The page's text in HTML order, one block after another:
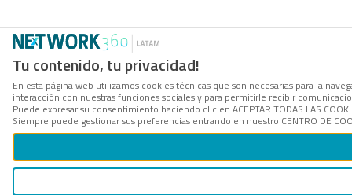
Tu contenido, tu privacidad!
En esta página web utilizamos cookies técnicas que son necesarias para la
interacción con nuestras funciones sociales y para permitirle recibir
Puede expresar su consentimiento haciendo clic en ACEPTAR TODAS LAS
Siempre puede gestionar sus preferencias entrando en nuestro CENTRO DE